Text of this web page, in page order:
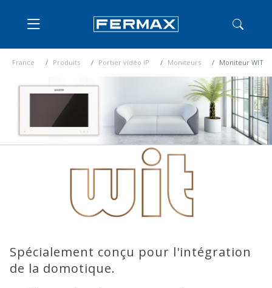
France Produits Portier vidéo IP Moniteurs Moniteur WIT
Spécialement conçu pour l'intégration
de la domotique.